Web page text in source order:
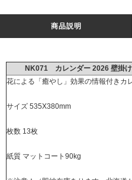
商品説明
NK071 カレンダー 2026 壁掛け
花による「癒やし」効果の情報付きカ
サイズ 535X380mm
枚数 13枚
紙質 マットコート90kg